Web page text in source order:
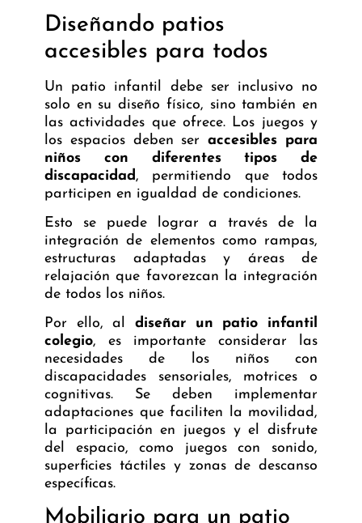
Diseñando patios
accesibles para todos
Un patio infantil debe ser inclusivo no
solo en su diseño físico, sino también en
las actividades que ofrece. Los juegos y
los espacios deben seraccesibles para
niños con diferentes tipos de
discapacidad , permitiendo que todos
participen en igualdad de condiciones.
Esto se puede lograr a través de la
integración de elementos como rampas,
estructuras adaptadas y áreas de
relajación que favorezcan la integración
de todos los niños.
Por ello, al diseñar un patio infantil
colegio, es importante considerar las
necesidades de los niños con
discapacidades sensoriales, motrices o
cognitivas. Se deben implementar
adaptaciones que faciliten la movilidad,
la participación en juegos y el disfrute
del espacio, como juegos con sonido,
superficies táctiles y zonas de descanso
específicas.
Mobiliario para un patio